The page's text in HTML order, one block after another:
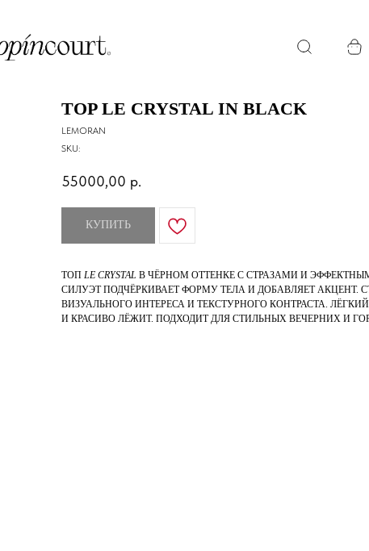
TOP LE CRYSTAL IN BLACK
LEMORAN
SKU:
55000,00 р.
КУПИТЬ
ТОП LE CRYSTAL В ЧЁРНОМ ОТТЕНКЕ С СТРАЗАМИ И
СИЛУЭТ ПОДЧЁРКИВАЕТ ФОРМУ ТЕЛА И ДОБАВЛЯЕТ АКЦЕНТ.
ВИЗУАЛЬНОГО ИНТЕРЕСА И ТЕКСТУРНОГО КОНТРАСТА.
И КРАСИВО ЛЁЖИТ. ПОДХОДИТ ДЛЯ СТИЛЬНЫХ ВЕЧЕРНИХ И